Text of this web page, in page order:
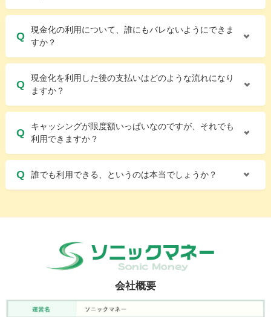
現金化の利用について、誰にもバレないようにできま
すか？
現金化を利用した後の支払いはどのような流れになり
ますか？
キャッシングが限度額いっぱいなのですが、それでも
利用できますか？
誰でも利用できる、というのは本当でしょうか？
会社概要